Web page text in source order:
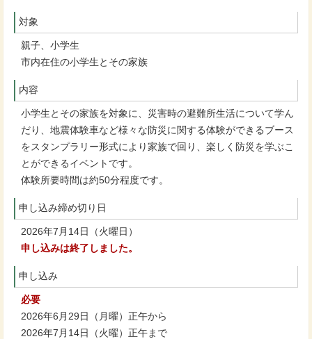
対象
親子、小学生
市内在住の小学生とその家族
内容
小学生とその家族を対象に、災害時の避難所生活について学ん
だり、地震体験車など様々な防災に関する体験ができるブース
をスタンプラリー形式により家族で回り、楽しく防災を学ぶこ
とができるイベントです。
体験所要時間は約50分程度です。
申し込み締め切り日
2026年7月14日（火曜日）
申し込みは終了しました。
申し込み
必要
2026年6月29日（月曜）正午から
2026年7月14日（火曜）正午まで